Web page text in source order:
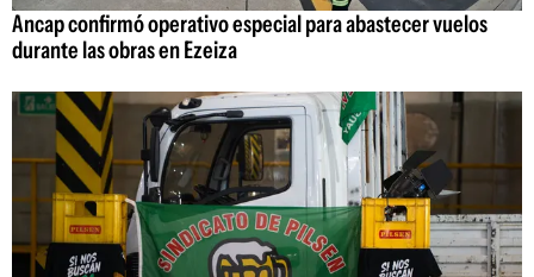
Ancap confirmó operativo especial para abastecer vuelos
durante las obras en Ezeiza